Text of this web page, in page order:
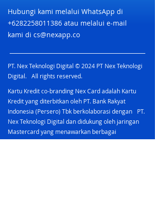
Hubungi kami melalui WhatsApp di
+6282258011386 atau melalui e-mail
kami di cs@nexapp.co
PT. Nex Teknologi Digital © 2024 PT Nex Teknologi
Digital. All rights reserved.
Kartu Kredit co-branding Nex Card adalah Kartu
Kredit yang diterbitkan oleh PT. Bank Rakyat
Indonesia (Persero) Tbk berkolaborasi dengan PT.
Nex Teknologi Digital dan didukung oleh jaringan
Mastercard yang menawarkan berbagai
keuntungan.